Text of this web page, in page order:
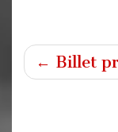
← Billet